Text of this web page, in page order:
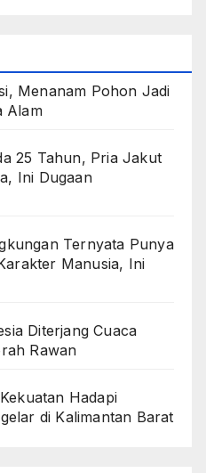
Menanam Pohon Jadi
Alam
25 Tahun, Pria Jakut
Ini Dugaan
Ternyata Punya
Manusia, Ini
Diterjang Cuaca
Rawan
Hadapi
di Kalimantan Barat